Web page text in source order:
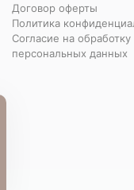
Договор оферты
Политика
Согласие на обработку
персональных данных